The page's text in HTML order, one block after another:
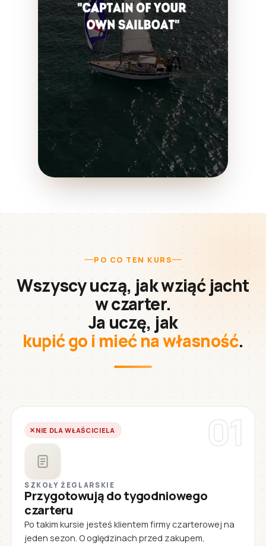
PO CO TEN KURS
Wszyscy uczą, jak wziąć jacht
w czarter.
Ja uczę, jak
kupić go i mieć na własność.
01
NIE DLA WŁAŚCICIELA
SZKOŁY ŻEGLARSKIE
Przygotowują do tygodniowego
czarteru
Po takim kursie jesteś klientem firmy czarterowej na
jeden sezon. O oględzinach przed zakupem,